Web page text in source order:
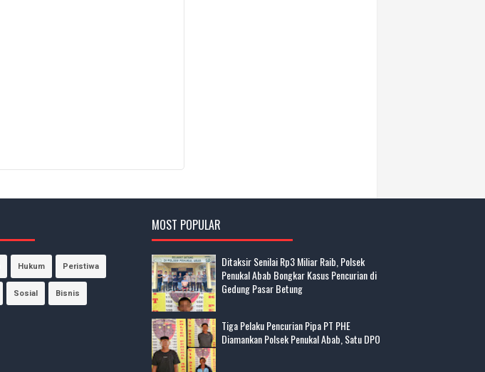
Hukum Peristiwa
Sosial Bisnis
MOST POPULAR
Ditaksir Senilai Rp3 Miliar Raib, Polsek
Penukal Abab Bongkar Kasus Pencurian di
Gedung Pasar Betung
Tiga Pelaku Pencurian Pipa PT PHE
Diamankan Polsek Penukal Abab, Satu DPO